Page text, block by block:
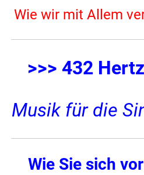
Wie wir mit Allem
>>> 432
Musik für die
Wie Sie sich